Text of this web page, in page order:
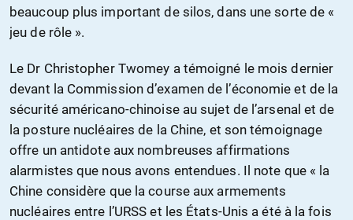
beaucoup plus important de silos, dans une sorte de «
jeu de rôle ».
Le Dr Christopher Twomey a témoigné le mois dernier
devant la Commission d’examen de l’économie et de la
sécurité américano-chinoise au sujet de l’arsenal et de
la posture nucléaires de la Chine, et son témoignage
offre un antidote aux nombreuses affirmations
alarmistes que nous avons entendues. Il note que « la
Chine considère que la course aux armements
nucléaires entre l’URSS et les États-Unis a été à la fois